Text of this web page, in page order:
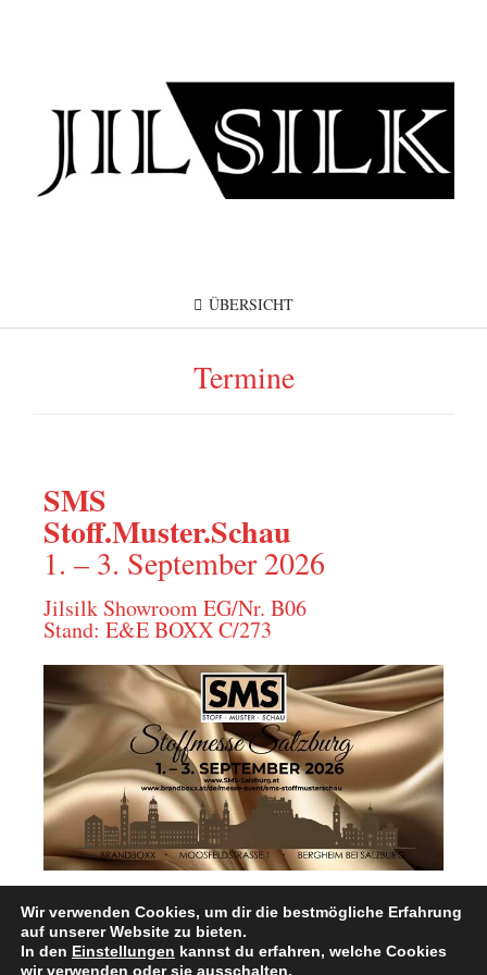
ÜBERSICHT
Termine
SMS
Stoff.Muster.Schau
1. – 3. September 2026
Jilsilk Showroom EG/Nr. B06
Stand: E&E BOXX C/273
– sms-salzburg.at
Wir verwenden Cookies, um dir die bestmögliche Erfahrung
auf unserer Website zu bieten.
In den Einstellungen kannst du erfahren, welche Cookies
wir verwenden oder sie ausschalten.